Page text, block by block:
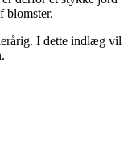
blomster.
I dette indlæg vil